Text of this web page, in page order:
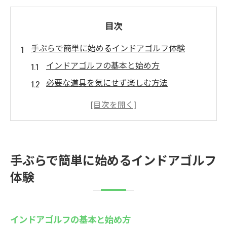
目次
手ぶらで簡単に始めるインドアゴルフ体験
インドアゴルフの基本と始め方
必要な道具を気にせず楽しむ方法
初めての方でも手軽に始められる理由
気軽に訪れるインドアゴルフスポット
スズヨンゴルフクラブで楽しむ手ぶらゴルフ
スズヨンゴルフクラブの特徴
手ぶらで訪れる際のポイント
手ぶらで簡単に始めるインドアゴルフ
体験
インドアゴルフの基本と始め方